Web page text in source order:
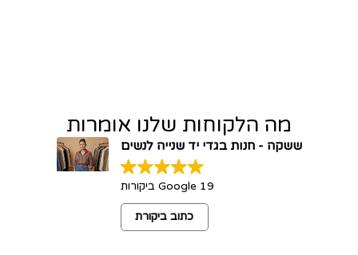
מה הלקוחות שלנו אומרות
ששקה - חנות בגדי יד שנייה לנשים
19 Google ביקורות
כתוב ביקורת